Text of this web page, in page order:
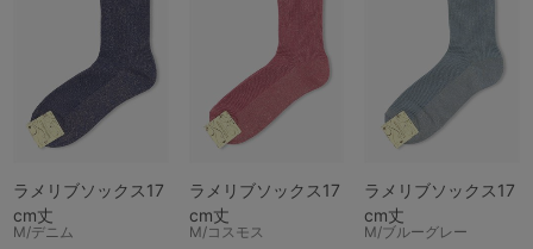
ラメリブソックス17
cm丈
M/デニム
ラメリブソックス17
cm丈
M/コスモス
ラメリブソックス17
cm丈
M/ブルーグレー